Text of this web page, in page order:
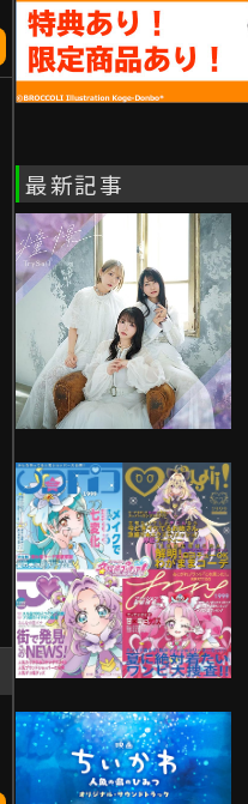
最新記事